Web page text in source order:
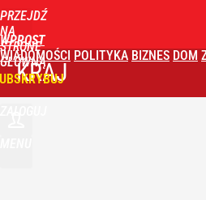
PRZEJDŹ
NA
STRONĘ
GŁÓWNĄ
WPROST
WIADOMOŚCI POLITYKA BIZNES DOM
KRAJ